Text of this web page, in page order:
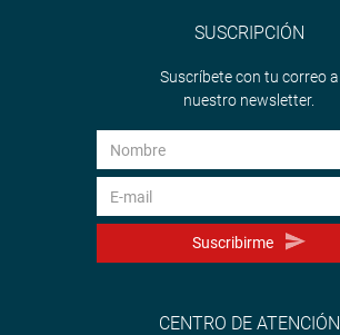
SUSCRIPCIÓN
Suscríbete con tu correo a
nuestro newsletter.
Suscribirme
CENTRO DE ATENCIÓN